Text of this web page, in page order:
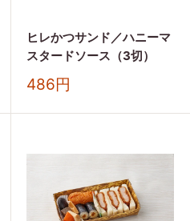
ヒレかつサンド／ハニーマ
スタードソース（3切）
販
価
486円